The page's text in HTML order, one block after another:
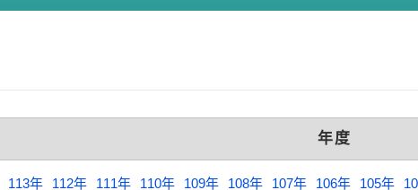
年度
113年 112年 111年 110年 109年 108年 107年 106年 105年